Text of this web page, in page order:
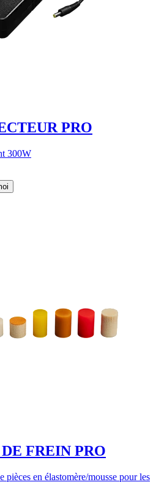
PRO
300W
FREIN PRO
pièces en élastomère/mousse pour les